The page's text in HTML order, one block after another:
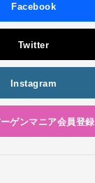
Facebook
Twitter
Instagram
ゲンマニア会員登録